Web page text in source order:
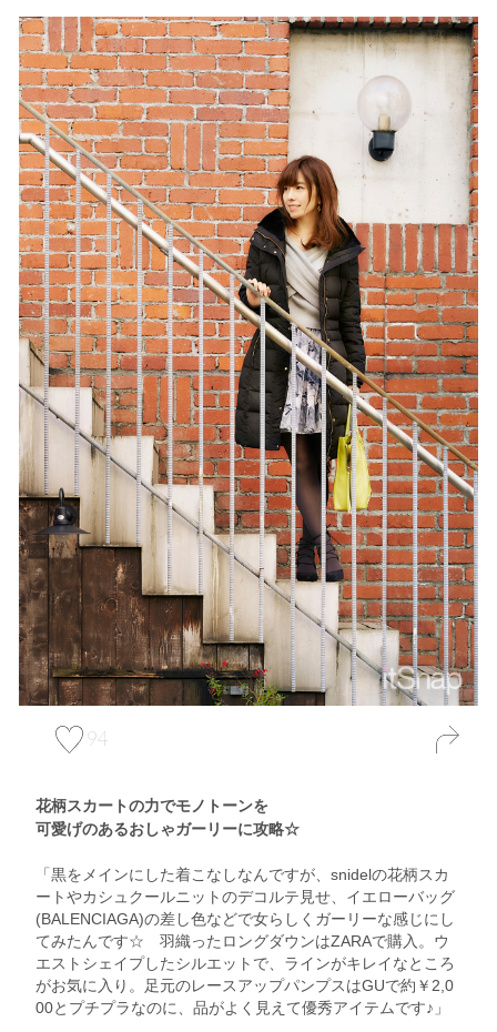
94
花柄スカートの力でモノトーンを
可愛げのあるおしゃガーリーに攻略☆
「黒をメインにした着こなしなんですが、snidelの花柄スカ
ートやカシュクールニットのデコルテ見せ、イエローバッグ
(BALENCIAGA)の差し色などで女らしくガーリーな感じにし
てみたんです☆ 羽織ったロングダウンはZARAで購入。ウ
エストシェイプしたシルエットで、ラインがキレイなところ
がお気に入り。足元のレースアップパンプスはGUで約￥2,0
00とプチプラなのに、品がよく見えて優秀アイテムです♪」